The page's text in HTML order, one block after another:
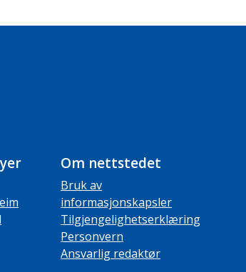
Om nettstedet
Bruk av
informasjonskapsler
Tilgjengelighetserklæring
Personvern
Ansvarlig redaktør